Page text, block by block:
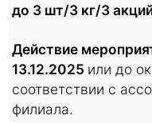
до 3 шт/3 кг/3
Действие
13.12.2025 или до
соответствии с
филиала.